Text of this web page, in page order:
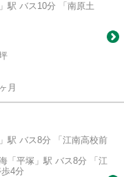
駅 バス10分 「南原土
月
駅 バス8分 「江南高校前
「平塚」駅 バス8分 「江
4分